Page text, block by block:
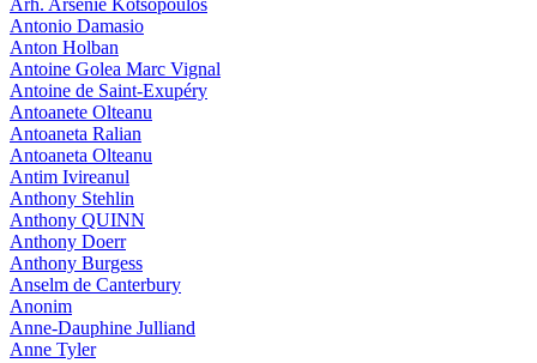
Antonio Damasio
Anton Holban
Antoine Golea Marc Vignal
Antoine de Saint-Exupéry
Antoanete Olteanu
Antoaneta Ralian
Antoaneta Olteanu
Antim Ivireanul
Anthony Stehlin
Anthony QUINN
Anthony Doerr
Anthony Burgess
Anselm de Canterbury
Anonim
Anne-Dauphine Julliand
Anne Tyler